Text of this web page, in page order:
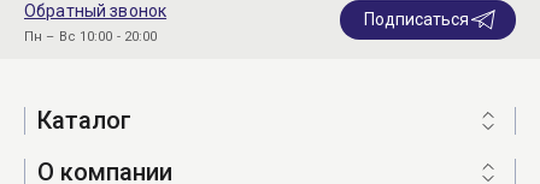
Обратный звонок
Пн – Вс 10:00 - 20:00
Подписаться
Каталог
О компании